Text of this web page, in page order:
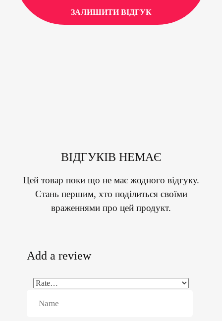
ЗАЛИШИТИ ВІДГУК
ВІДГУКІВ НЕМАЄ
Цей товар поки що не має жодного відгуку.
Стань першим, хто поділиться своїми
враженнями про цей продукт.
Add a review